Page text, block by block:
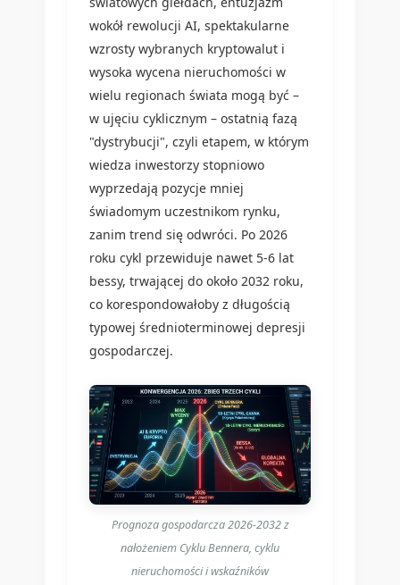
wokół rewolucji AI, spektakularne
wzrosty wybranych kryptowalut i
wysoka wycena nieruchomości w
wielu regionach świata mogą być –
w ujęciu cyklicznym – ostatnią fazą
"dystrybucji", czyli etapem, w którym
wiedza inwestorzy stopniowo
wyprzedają pozycje mniej
świadomym uczestnikom rynku,
zanim trend się odwróci. Po 2026
roku cykl przewiduje nawet 5-6 lat
bessy, trwającej do około 2032 roku,
co korespondowałoby z długością
typowej średnioterminowej depresji
gospodarczej.
Prognoza gospodarcza 2026-2032 z
nałożeniem Cyklu Bennera, cyklu
nieruchomości i wskaźników